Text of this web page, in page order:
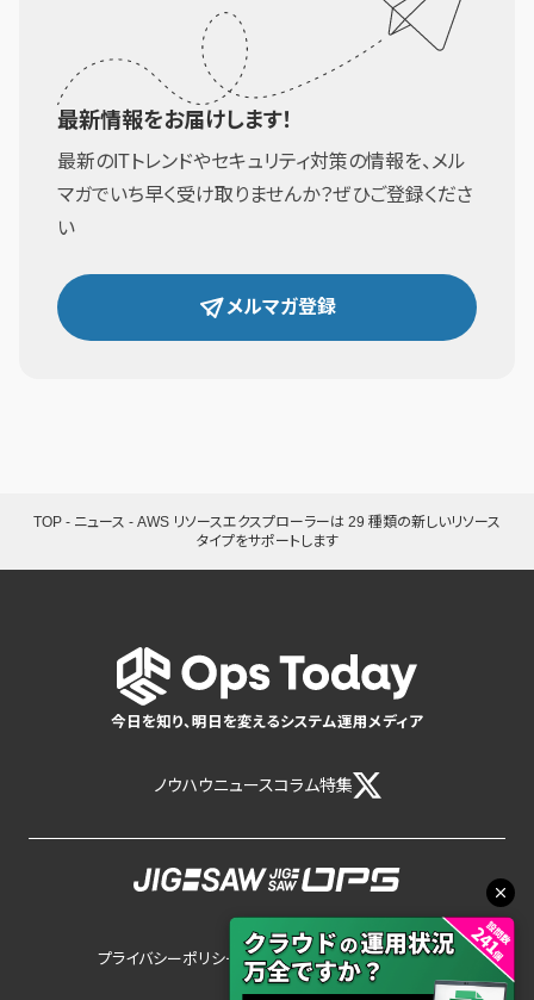
最新情報をお届けします！
最新のITトレンドやセキュリティ対策の情報を、メル
マガでいち早く受け取りませんか？ぜひご登録くださ
い
メルマガ登録
TOP - ニュース - AWS リソースエクスプローラーは 29 種類の新しいリソース
タイプをサポートします
今日を知り、明日を変えるシステム運用メディア
ノウハウニュースコラム特集
プライバシーポリシー サイトポリシー